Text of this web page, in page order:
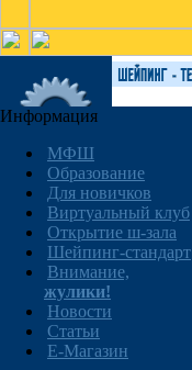
Информация
МФШ
Образование
Для новичков
Виртуальный клуб
Открытие ш-зала
Шейпинг-стандарт
Внимание,
жулики!
Новости
Статьи
E-Магазин